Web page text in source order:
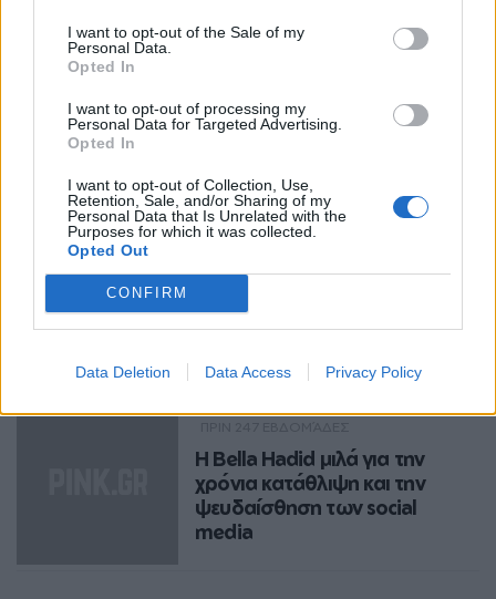
I want to opt-out of the Sale of my
Personal Data.
Opted In
I want to opt-out of processing my
Personal Data for Targeted Advertising.
Opted In
I want to opt-out of Collection, Use,
Retention, Sale, and/or Sharing of my
Personal Data that Is Unrelated with the
Purposes for which it was collected.
Opted Out
CONFIRM
Data Deletion Data Access Privacy Policy
μάθετε πρώτοιτα πιο hot νέα.
Ακολουθήστε το Pink.gr και στο
Διαβάστε Ακόμη
Η Bella Hadid μιλά για την
χρόνια κατάθλιψη και την
ψευδαίσθηση των social
media